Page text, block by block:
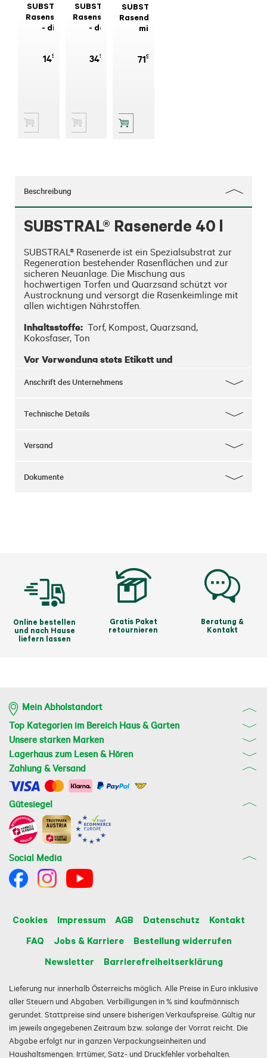
SUBSTRAL®
Rasensamen
- die
1499
SUBSTRAL®
Rasensamen
- der
3499
SUBSTRAL®
Rasendünger
mit
7199
Beschreibung
SUBSTRAL® Rasenerde 40 l
SUBSTRAL® Rasenerde ist ein Spezialsubstrat zur
Regeneration bestehender Rasenflächen und zur
sicheren Neuanlage. Die Mischung aus
hochwertigen Torfen und Quarzsand schützt vor
Austrocknung und versorgt die Rasenkeimlinge mit
allen wichtigen Nährstoffen.
Inhaltsstoffe:
  Torf, Kompost, Quarzsand,
Kokosfaser, Ton
Vor Verwendung stets Etikett und
die Warnhinweise und Sicherheitsratschläge in
Anschrift des Unternehmens
Technische Details
Versand
Dokumente
Online bestellen
und nach Hause
liefern lassen
Gratis Paket
retournieren
Beratung &
Kontakt
Mein Abholstandort
Top Kategorien im Bereich Haus & Garten
Unsere starken Marken
Lagerhaus zum Lesen & Hören
Zahlung & Versand
Gütesiegel
Social Media
Cookies Impressum AGB Datenschutz
Kontakt
FAQ
Jobs & Karriere
Bestellung widerrufen
Newsletter
Barrierefreiheitserklärung
Lieferung nur innerhalb Österreichs möglich. Alle Preise in Euro inklusive
aller Steuern und Abgaben. Verbilligungen in % sind kaufmännisch
gerundet. Stattpreise sind unsere bisherigen Verkaufspreise. Gültig nur
im jeweils angegebenen Zeitraum bzw. solange der Vorrat reicht. Die
Abgabe erfolgt nur in ganzen Verpackungseinheiten und
Haushaltsmengen. Irrtümer, Satz- und Druckfehler vorbehalten.